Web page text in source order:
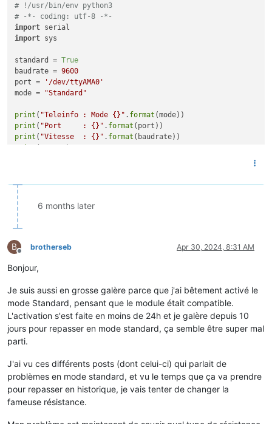
# !/usr/bin/env python3
# -*- coding: utf-8 -*-
import
import sys
standard = True
baudrate = 9600
port =
'/dev/ttyAMA0'
mode =
"Standard"
print ( "Teleinfo : Mode {}" . format
print ( "Port     : {}" . format
print ( "Vitesse  : {}" . format
                       parity=serial.PARITY_EVEN,
                       stopbits=serial.STOPBITS_ONE,
                       bytesize=serial.SEVENBITS)
# lecture d'une ligne de données
    dec = line.decode(
6 months later
B
Offline
brotherseb Apr 30, 2024, 8:31 AM
Bonjour,
Je suis aussi en grosse galère parce que j'ai bêtement activé le
mode Standard, pensant que le module était compatible.
L'activation s'est faite en moins de 24h et je galère depuis 10
jours pour repasser en mode standard, ça semble être super mal
parti.
J'ai vu ces différents posts (dont celui-ci) qui parlait de
problèmes en mode standard, et vu le temps que ça va prendre
pour repasser en historique, je vais tenter de changer la
fameuse résistance.